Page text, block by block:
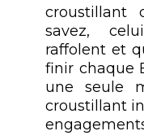
croustillant
savez,
raffolent et
finir chaque
une seule
croustillant